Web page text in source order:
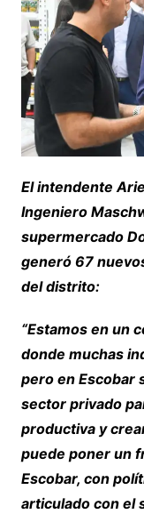
El intendente
Ingeniero
supermercado
generó 67
del distrito:
“Estamos en un
donde muchas
pero en Escobar
sector privado
productiva y
puede poner un
Escobar, con
articulado con el